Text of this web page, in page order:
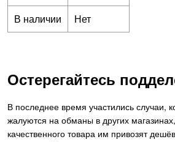
В наличии
Нет
Остерегайтесь
В последнее время участились случаи,
жалуются на обманы в других
качественного товара им привозят